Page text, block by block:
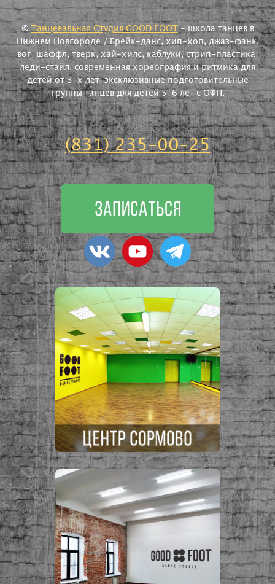
©Танцевальная Студия GOOD FOOT
- школа танцев в
Нижнем Новгороде / Брейк-данс, хип-хоп, джаз-фанк,
вог, шаффл, тверк, хай-хилс, каблуки, стрип-пластика,
леди-стайл, современная хореография и ритмика для
детей от 3-х лет, эксклюзивные подготовительные
группы танцев для детей 5-6 лет с ОФП.
(831) 235-00-25